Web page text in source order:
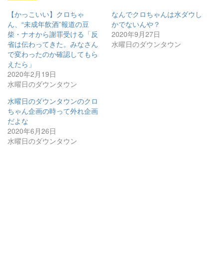
【かっこいい】クロちゃ
ん、“未成年飲酒”報道の豆
柴・ナオから謝罪受ける「反
省は伝わってきた。みなさん
で変わったのか確認してもら
えたら」
2020年2月19日
水曜日のダウンタウン
なんでクロちゃんは水ダウし
かでないんや？
2020年9月27日
水曜日のダウンタウン
水曜日のダウンタウンのクロ
ちゃん企画の時って外れ企画
だよな
2020年6月26日
水曜日のダウンタウン